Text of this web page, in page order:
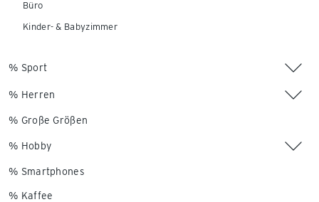
Büro
Kinder- & Babyzimmer
% Sport
% Herren
% Große Größen
% Hobby
% Smartphones
% Kaffee